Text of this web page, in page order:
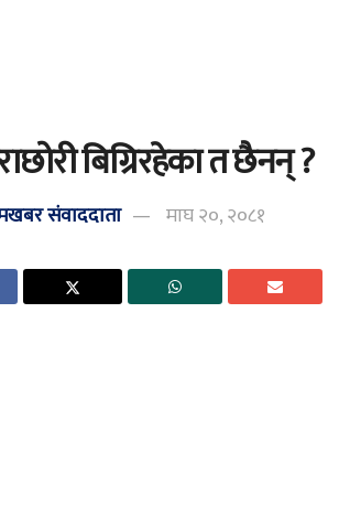
बिग्रिरहेका त छैनन् ?
संंवाददाता माघ २०, २०८१